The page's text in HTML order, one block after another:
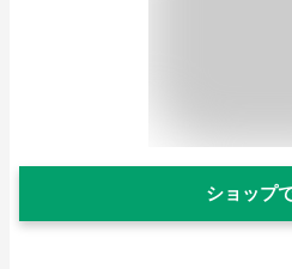
ショップ